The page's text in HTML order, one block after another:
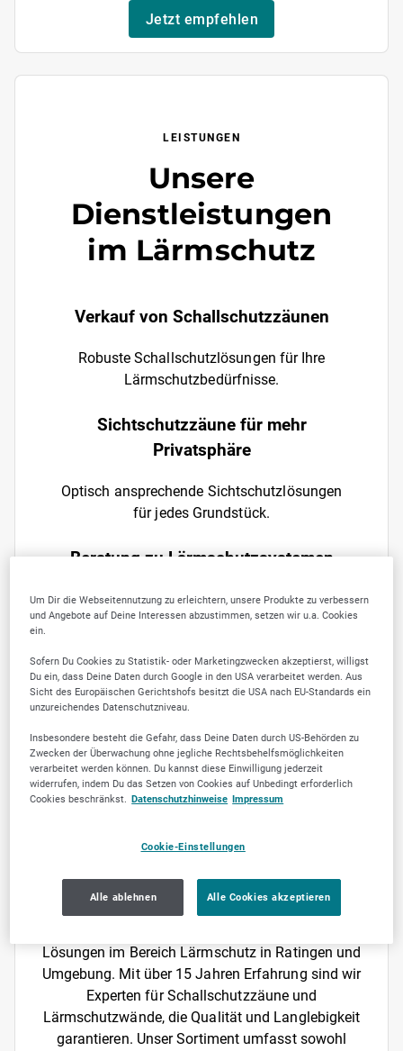
Jetzt empfehlen
LEISTUNGEN
Unsere
Dienstleistungen
im Lärmschutz
Verkauf von Schallschutzzäunen
Robuste Schallschutzlösungen für Ihre
Lärmschutzbedürfnisse.
Sichtschutzzäune für mehr
Privatsphäre
Optisch ansprechende Sichtschutzlösungen
für jedes Grundstück.
Beratung zu Lärmschutzsystemen
Professionelle Beratung zur Auswahl der
besten Lärmschutzmaßnahmen.
ÜBER UNS
Ratingen
Lösungen im Bereich Lärmschutz in Ratingen und
Umgebung. Mit über 15 Jahren Erfahrung sind wir
Experten für Schallschutzzäune und
Lärmschutzwände, die Qualität und Langlebigkeit
garantieren. Unser Sortiment umfasst sowohl
Um Dir die Webseitennutzung zu erleichtern, unsere Produkte zu verbessern
und Angebote auf Deine Interessen abzustimmen, setzen wir u.a. Cookies
ein.
Sofern Du Cookies zu Statistik- oder Marketingzwecken akzeptierst, willigst
Du ein, dass Deine Daten durch Google in den USA verarbeitet werden. Aus
Sicht des Europäischen Gerichtshofs besitzt die USA nach EU-Standards ein
unzureichendes Datenschutzniveau.
Insbesondere besteht die Gefahr, dass Deine Daten durch US-Behörden zu
Zwecken der Überwachung ohne jegliche Rechtsbehelfsmöglichkeiten
verarbeitet werden können. Du kannst diese Einwilligung jederzeit
widerrufen, indem Du das Setzen von Cookies auf Unbedingt erforderlich
Cookies beschränkst. Datenschutzhinweise Impressum
Cookie-Einstellungen
Alle ablehnen Alle Cookies akzeptieren